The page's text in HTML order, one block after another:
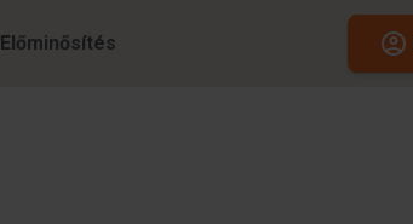
Előminősítés